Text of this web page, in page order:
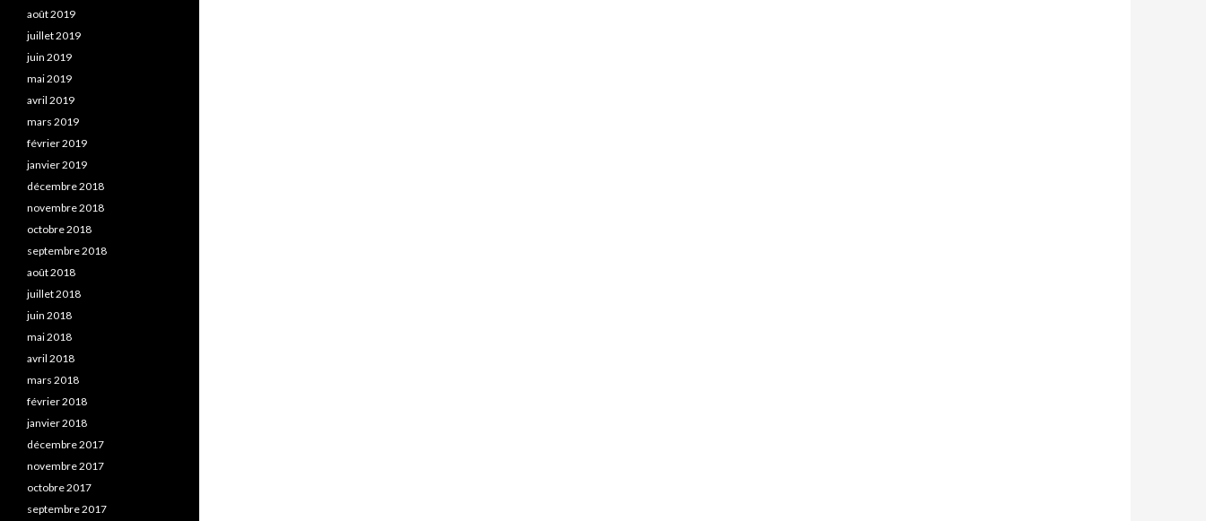
août 2019
juillet 2019
juin 2019
mai 2019
avril 2019
mars 2019
février 2019
janvier 2019
décembre 2018
novembre 2018
octobre 2018
septembre 2018
août 2018
juillet 2018
juin 2018
mai 2018
avril 2018
mars 2018
février 2018
janvier 2018
décembre 2017
novembre 2017
octobre 2017
septembre 2017